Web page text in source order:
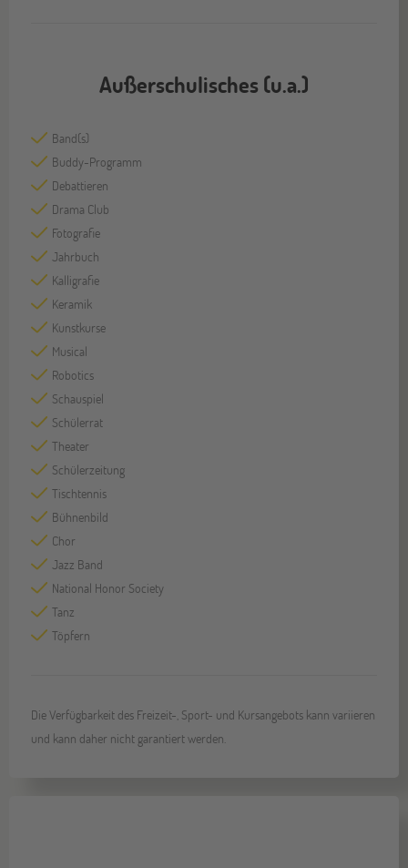
Außerschulisches (u.a.)
Band(s)
Buddy-Programm
Debattieren
Drama Club
Fotografie
Jahrbuch
Kalligrafie
Keramik
Kunstkurse
Musical
Robotics
Schauspiel
Schülerrat
Theater
Schülerzeitung
Tischtennis
Bühnenbild
Chor
Jazz Band
National Honor Society
Tanz
Töpfern
Die Verfügbarkeit des Freizeit-, Sport- und Kursangebots kann variieren
und kann daher nicht garantiert werden.